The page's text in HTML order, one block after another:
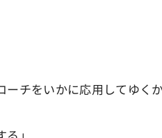
チをいかに応用してゆくか
」